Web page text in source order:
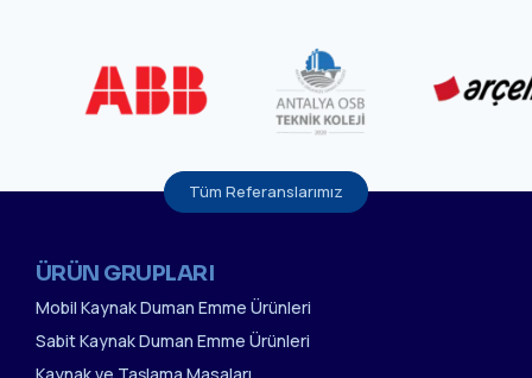
Tüm Referanslarımız
ÜRÜN GRUPLARI
Mobil Kaynak Duman Emme Ürünleri
Sabit Kaynak Duman Emme Ürünleri